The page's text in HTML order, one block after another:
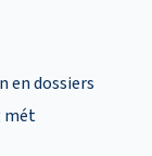
en dossiers
mét